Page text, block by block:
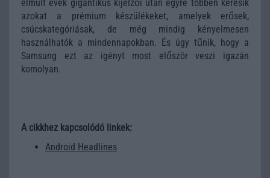
elmúlt évek gigantikus kijelzői után egyre többen keresik
azokat a prémium készülékeket, amelyek erősek,
csúcskategóriásak, de még mindig kényelmesen
használhatók a mindennapokban. És úgy tűnik, hogy a
Samsung ezt az igényt most először veszi igazán
komolyan.
A cikkhez kapcsolódó linkek:
Android Headlines